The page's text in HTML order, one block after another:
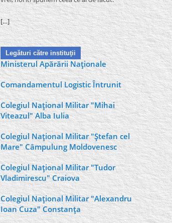
[…]
Legături către instituţii
Ministerul Apărării Naţionale
Comandamentul Logistic Întrunit
Colegiul Naţional Militar "Mihai
Viteazul" Alba Iulia
Colegiul Naţional Militar "Ştefan cel
Mare" Câmpulung Moldovenesc
Colegiul Naţional Militar "Tudor
Vladimirescu" Craiova
Colegiul Naţional Militar "Alexandru
Ioan Cuza" Constanţa